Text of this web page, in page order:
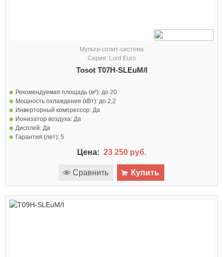
Мульти-сплит-система
Серия: Lord Euro
Tosot T07H-SLEuM/I
Рекомендуемая площадь (м²): до 20
Мощность охлаждения (кВт): до 2,2
Инверторный компрессор: Да
Ионизатор воздуха: Да
Дисплей: Да
Гарантия (лет): 5
Цена: 23 250 руб.
Сравнить Купить